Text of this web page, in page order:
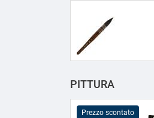
PITTURA
Prezzo scontato